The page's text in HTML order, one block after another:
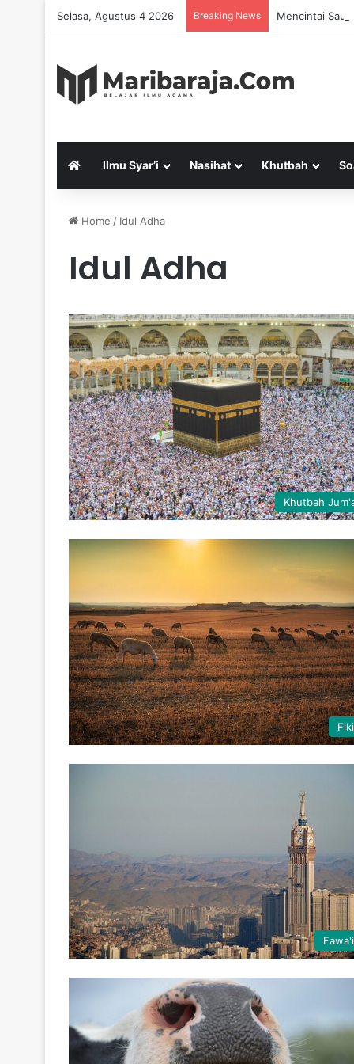
Selasa, Agustus 4 2026 Breaking News Mencintai
Ilmu Syar’i Nasihat Khutbah
Home / Idul Adha
Idul Adha
Khutbah